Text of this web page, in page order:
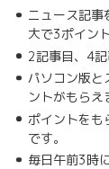
ニュース記事
大で3ポイン
2記事目、4
パソコン版と
ントがもらえ
ポイントをも
です。
毎日午前3時